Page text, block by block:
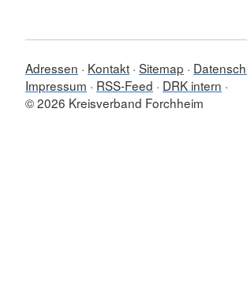
Adressen Kontakt Sitemap
Impressum
RSS-Feed
DRK intern
© 2026 Kreisverband Forchheim